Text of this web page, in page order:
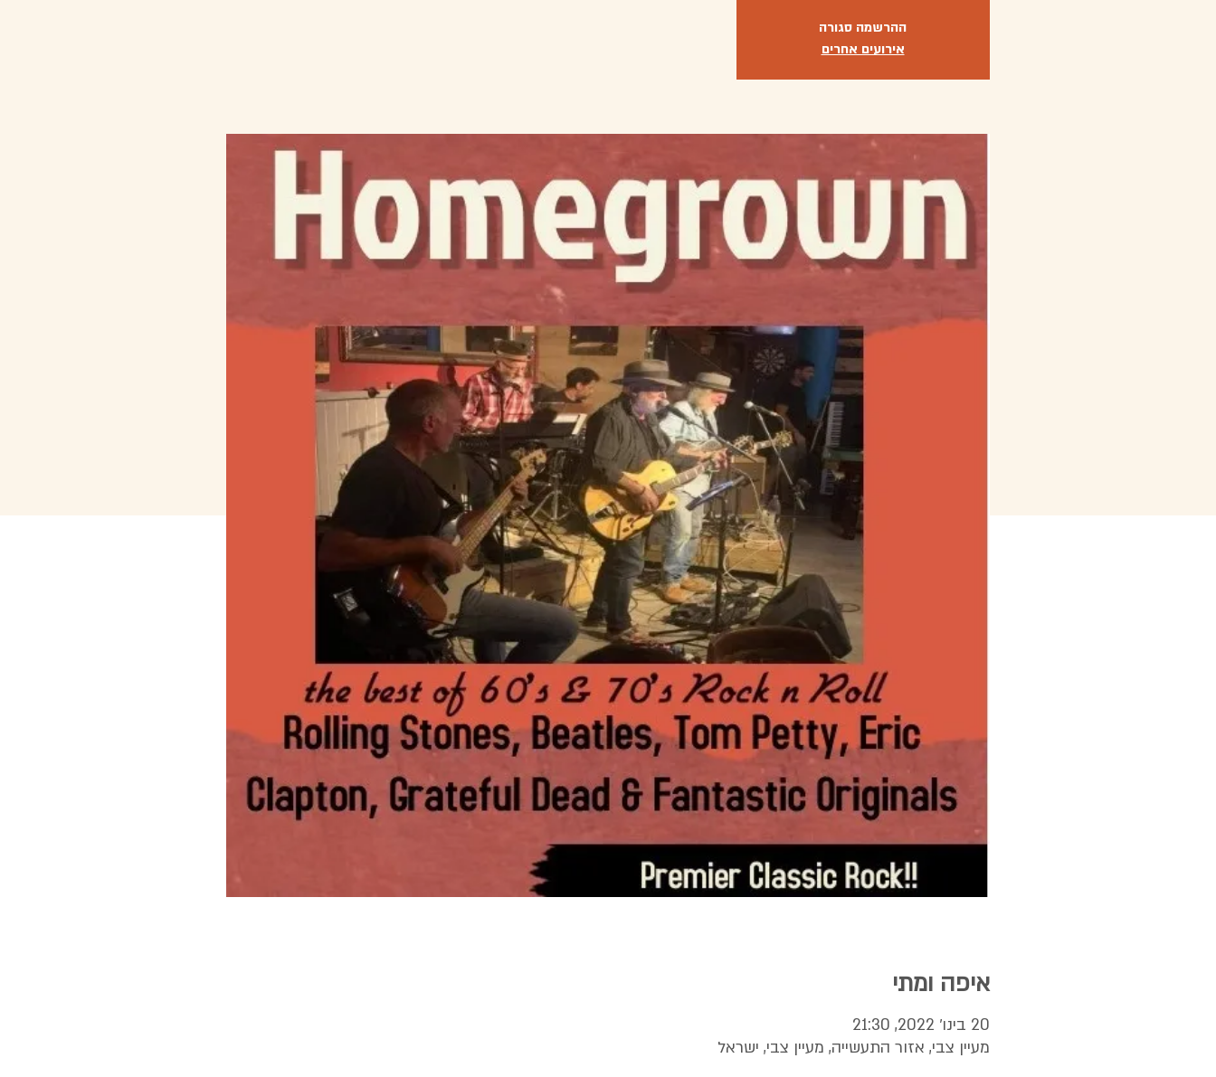
ההרשמה סגורה
אירועים אחרים
איפה ומתי
20 בינו׳ 2022, 21:30
מעיין צבי, אזור התעשייה, מעיין צבי, ישראל